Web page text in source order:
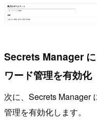
Secrets Manager
ワード管理を有効化
次に、Secrets Manager
管理を有効化します。